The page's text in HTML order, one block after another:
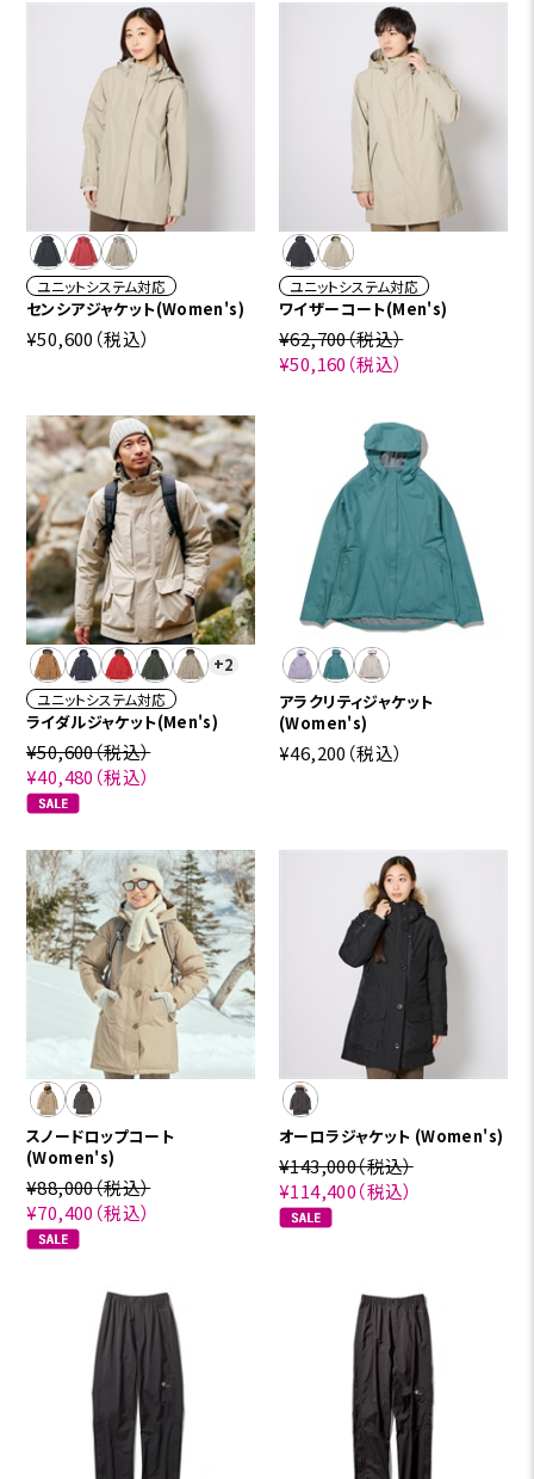
ユニットシステム対応
センシアジャケット(Women's)
¥50,600 （税込）
ユニットシステム対応
ワイザーコート(Men's)
¥62,700（税込）
¥50,160 （税込）
+2
ユニットシステム対応
ライダルジャケット(Men's)
¥50,600（税込）
¥40,480 （税込）
アラクリティジャケット
(Women's)
¥46,200 （税込）
スノードロップコート
(Women's)
¥88,000（税込）
¥70,400 （税込）
オーロラジャケット (Women's)
¥143,000（税込）
¥114,400（税込）